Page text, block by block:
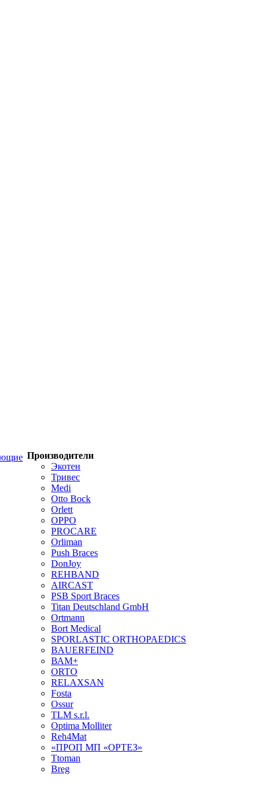
Производители
Экотен
Тривес
Medi
Otto Bock
Orlett
OPPO
PROCARE
Orliman
Push Braces
DonJoy
REHBAND
AIRCAST
PSB Sport Braces
Titan Deutschland GmbH
Ortmann
Bort Medical
SPORLASTIC ORTHOPAEDICS
BAUERFEIND
ВАМ+
ORTO
RELAXSAN
Fosta
Ossur
TLM s.r.l.
Optima Molliter
Reh4Mat
«ПРОП МП «ОРТЕЗ»
Ttoman
Breg